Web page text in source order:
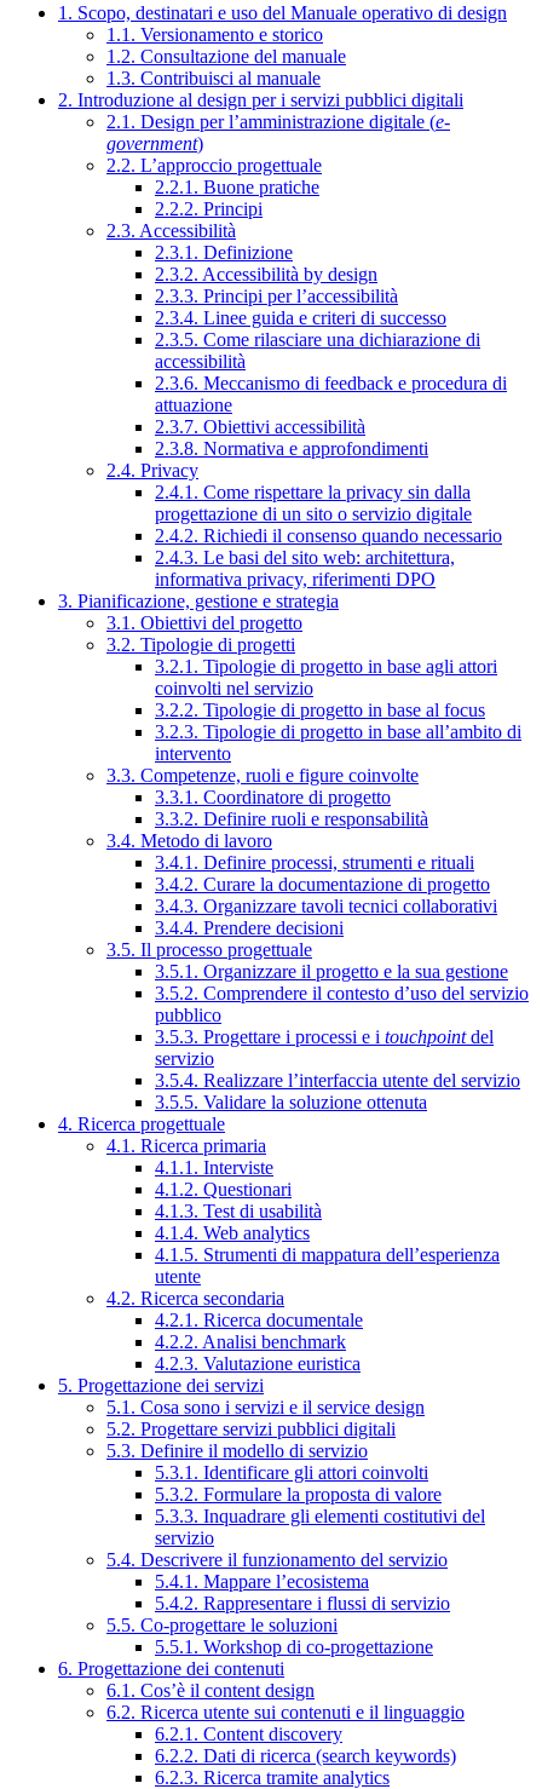
1. Scopo, destinatari e uso del Manuale operativo di design
1.1. Versionamento e storico
1.2. Consultazione del manuale
1.3. Contribuisci al manuale
2. Introduzione al design per i servizi pubblici digitali
2.1. Design per l’amministrazione digitale (e-
government)
2.2. L’approccio progettuale
2.2.1. Buone pratiche
2.2.2. Principi
2.3. Accessibilità
2.3.1. Definizione
2.3.2. Accessibilità by design
2.3.3. Principi per l’accessibilità
2.3.4. Linee guida e criteri di successo
2.3.5. Come rilasciare una dichiarazione di
accessibilità
2.3.6. Meccanismo di feedback e procedura di
attuazione
2.3.7. Obiettivi accessibilità
2.3.8. Normativa e approfondimenti
2.4. Privacy
2.4.1. Come rispettare la privacy sin dalla
progettazione di un sito o servizio digitale
2.4.2. Richiedi il consenso quando necessario
2.4.3. Le basi del sito web: architettura,
informativa privacy, riferimenti DPO
3. Pianificazione, gestione e strategia
3.1. Obiettivi del progetto
3.2. Tipologie di progetti
3.2.1. Tipologie di progetto in base agli attori
coinvolti nel servizio
3.2.2. Tipologie di progetto in base al focus
3.2.3. Tipologie di progetto in base all’ambito di
intervento
3.3. Competenze, ruoli e figure coinvolte
3.3.1. Coordinatore di progetto
3.3.2. Definire ruoli e responsabilità
3.4. Metodo di lavoro
3.4.1. Definire processi, strumenti e rituali
3.4.2. Curare la documentazione di progetto
3.4.3. Organizzare tavoli tecnici collaborativi
3.4.4. Prendere decisioni
3.5. Il processo progettuale
3.5.1. Organizzare il progetto e la sua gestione
3.5.2. Comprendere il contesto d’uso del servizio
pubblico
3.5.3. Progettare i processi e i touchpointdel
servizio
3.5.4. Realizzare l’interfaccia utente del servizio
3.5.5. Validare la soluzione ottenuta
4. Ricerca progettuale
4.1. Ricerca primaria
4.1.1. Interviste
4.1.2. Questionari
4.1.3. Test di usabilità
4.1.4. Web analytics
4.1.5. Strumenti di mappatura dell’esperienza
utente
4.2. Ricerca secondaria
4.2.1. Ricerca documentale
4.2.2. Analisi benchmark
4.2.3. Valutazione euristica
5. Progettazione dei servizi
5.1. Cosa sono i servizi e il service design
5.2. Progettare servizi pubblici digitali
5.3. Definire il modello di servizio
5.3.1. Identificare gli attori coinvolti
5.3.2. Formulare la proposta di valore
5.3.3. Inquadrare gli elementi costitutivi del
servizio
5.4. Descrivere il funzionamento del servizio
5.4.1. Mappare l’ecosistema
5.4.2. Rappresentare i flussi di servizio
5.5. Co-progettare le soluzioni
5.5.1. Workshop di co-progettazione
6. Progettazione dei contenuti
6.1. Cos’è il content design
6.2. Ricerca utente sui contenuti e il linguaggio
6.2.1. Content discovery
6.2.2. Dati di ricerca (search keywords)
6.2.3. Ricerca tramite analytics